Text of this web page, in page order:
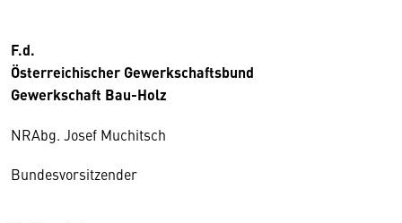
F.d.
Österreichischer Gewerkschaftsbund
Gewerkschaft Bau-Holz
NRAbg. Josef Muchitsch
Bundesvorsitzender